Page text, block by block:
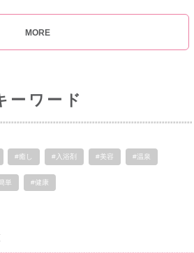
MORE
ーワード
#癒し #入浴剤 #美容 #温泉
単 #健康